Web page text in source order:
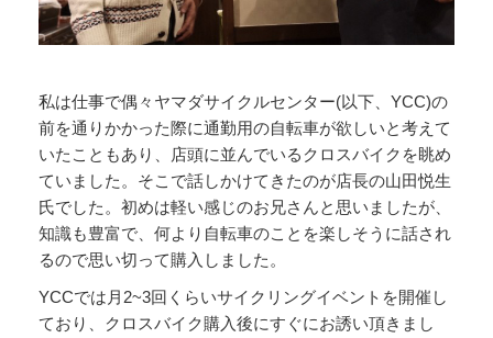
私は仕事で偶々ヤマダサイクルセンター(以下、YCC)の
前を通りかかった際に通勤用の自転車が欲しいと考えて
いたこともあり、店頭に並んでいるクロスバイクを眺め
ていました。そこで話しかけてきたのが店長の山田悦生
氏でした。初めは軽い感じのお兄さんと思いましたが、
知識も豊富で、何より自転車のことを楽しそうに話され
るので思い切って購入しました。
YCCでは月2~3回くらいサイクリングイベントを開催し
ており、クロスバイク購入後にすぐにお誘い頂きまし